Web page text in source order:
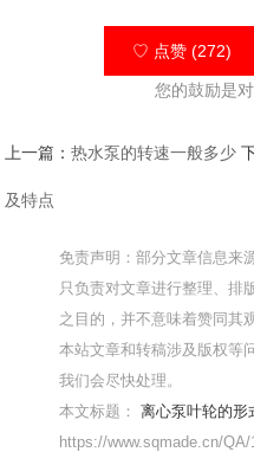
♡ 点赞 (272)
您的鼓励是
上一篇：热水泵的转速一般多少
及特点
免责声明：部分文章信息来
只负责对文章进行整理、排
之目的，并不意味着赞同其
本站文章和转稿涉及版权等
我们会尽快处理。
本文标题：离心泵叶轮的形
https://www.sqmade.cn/QA/